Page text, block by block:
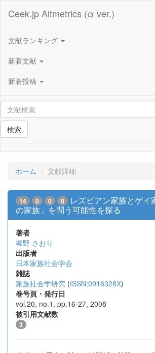
Ceek.jp Altmetrics (α ver.)
文献ランキング
新着文献
新着投稿
検索
ホーム 文献詳細
14 0 0 0
レズビアン家族とゲイ
の家族」を問う可能性を探る
著者
釜野 さおり
出版者
日本家族社会学会
雑誌
家族社会学研究 (ISSN:0916328X)
巻号頁・発行日
vol.20, no.1, pp.16-27, 2008
被引用文献数
3